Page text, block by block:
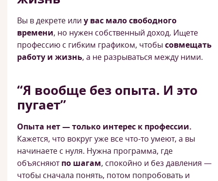
Вы в декрете или у вас мало свободного
времени, но нужен собственный доход. Ищете
профессию с гибким графиком, чтобы совмещать
работу и жизнь, а не разрываться между ними.
“Я вообще без опыта. И это
пугает”
Опыта нет — только интерес к профессии.
Кажется, что вокруг уже все что-то умеют, а вы
начинаете с нуля. Нужна программа, где
объясняютпо шагам, спокойно и без давления —
чтобы сначала понять, потом попробовать и